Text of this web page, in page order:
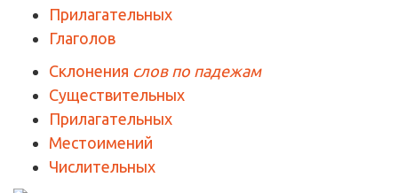
Прилагательных
Глаголов
Склонения слов по падежам
Существительных
Прилагательных
Местоимений
Числительных